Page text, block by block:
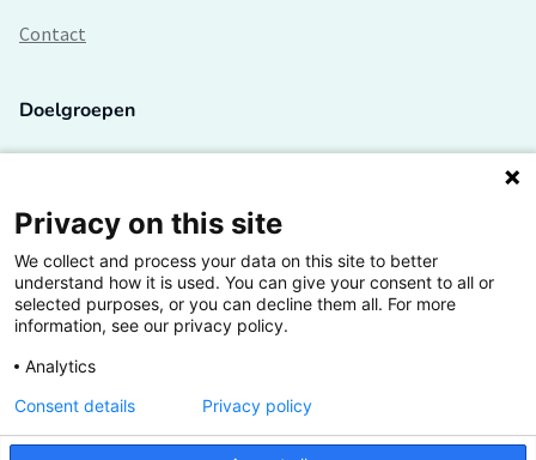
Contact
Doelgroepen
Lectoren en onderzoekers
Bedrijven
Hogescholen
De grootste kennisbank van het HBO
Privacy on this site
We collect and process your data on this site to better
understand how it is used. You can give your consent to all or
selected purposes, or you can decline them all. For more
information, see our privacy policy.
Analytics
Consent details Privacy policy